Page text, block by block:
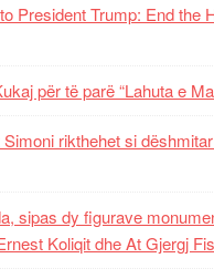
President Trump: End the
për të parë “Lahuta e
rikthehet si
sipas dy figurave
Koliqit dhe At Gjergj